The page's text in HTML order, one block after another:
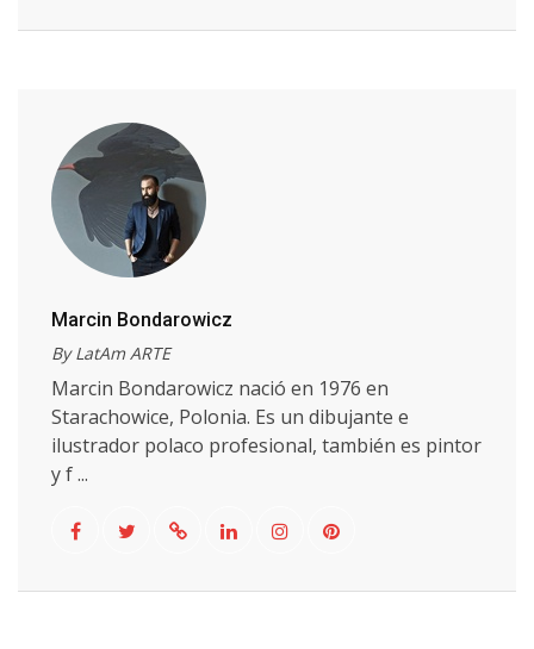
Marcin Bondarowicz
By LatAm ARTE
Marcin Bondarowicz nació en 1976 en
Starachowice, Polonia. Es un dibujante e
ilustrador polaco profesional, también es pintor
y f ...